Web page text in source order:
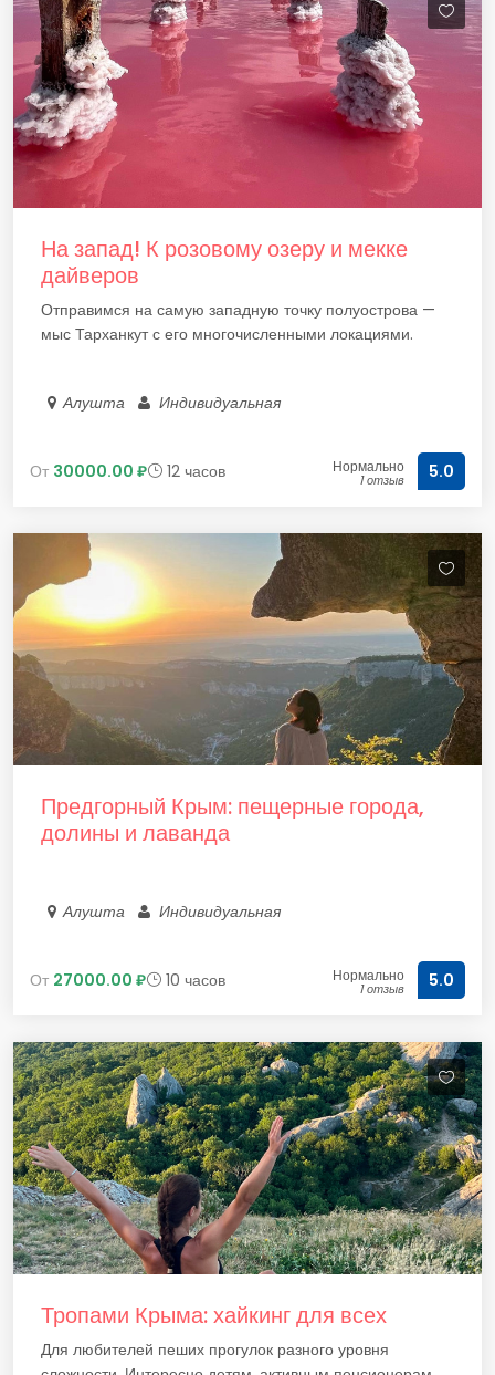
На запад! К розовому озеру и мекке
дайверов
Отправимся на самую западную точку полуострова —
мыс Тарханкут с его многочисленными локациями.
Алушта Индивидуальная
От 30000.00 ₽ 12 часов Нормально
1 отзыв 5.0
Предгорный Крым: пещерные города,
долины и лаванда
Алушта Индивидуальная
От 27000.00 ₽ 10 часов Нормально
1 отзыв 5.0
Тропами Крыма: хайкинг для всех
Для любителей пеших прогулок разного уровня